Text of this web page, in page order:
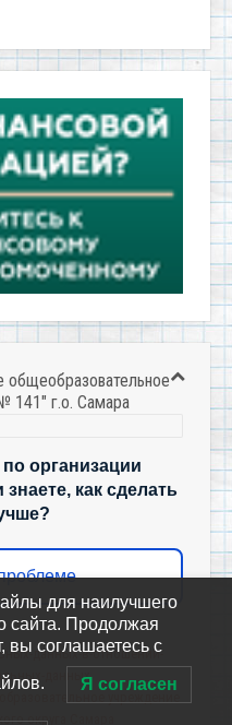
141" г.о. Самара
организации
знаете, как сделать
данных-в-отношении-
данных
учреждение
округа Самара
для наилучшего
сайта. Продолжая
вы соглашаетесь с
Я согласен